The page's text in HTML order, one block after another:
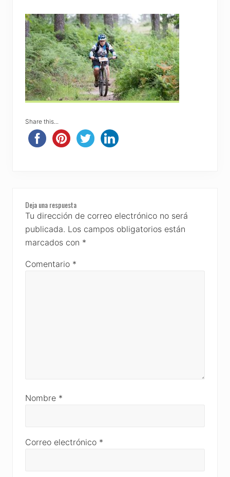
Share this...
Reader
Interactions
Deja una respuesta
Tu dirección de correo electrónico no será
publicada. Los campos obligatorios están
marcados con *
Comentario *
Nombre *
Correo electrónico *